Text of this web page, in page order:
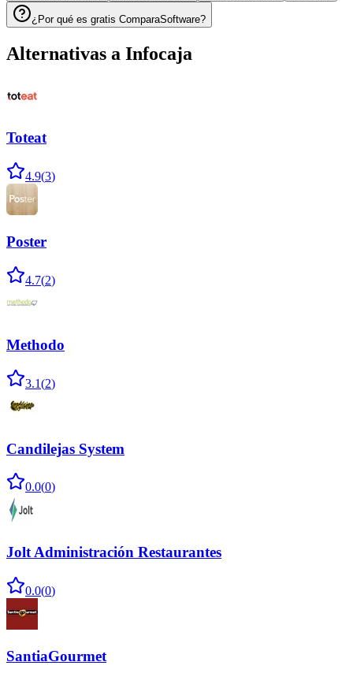
¿Por qué es gratis ComparaSoftware?
Alternativas a Infocaja
Toteat
4.9(3)
Poster
4.7(2)
Methodo
3.1(2)
Candilejas System
0.0(0)
Jolt Administración Restaurantes
0.0(0)
SantiaGourmet